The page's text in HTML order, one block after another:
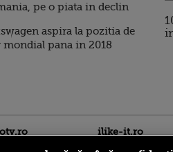
pe o piata in declin
aspira la pozitia de
mondial pana in 2018
ilike-it.ro